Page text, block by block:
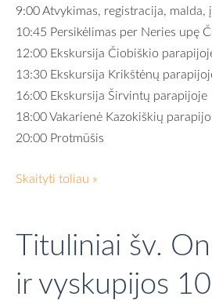
9:00 Atvykimas, registracija, malda,
10:45 Persikėlimas per Neries upę
12:00 Ekskursija Čiobiškio
13:30 Ekskursija Krikštėnų
16:00 Ekskursija Širvintų parapijoje
18:00 Vakarienė Kazokiškių
20:00 Protmūšis
Skaityti toliau »
Tituliniai šv.
ir vyskupijos